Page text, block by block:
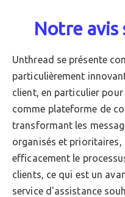
Notre avis
Unthread se présente
particulièrement
client, en particulier
comme plateforme de
transformant les
organisés et
efficacement le
clients, ce qui est un
service d'assistance